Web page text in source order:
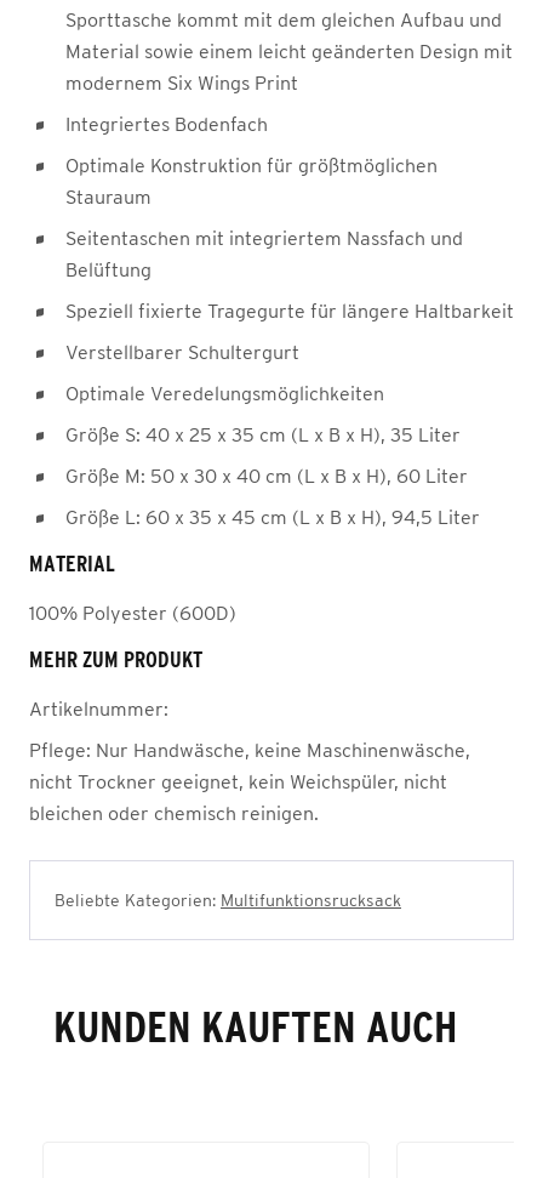
Sporttasche kommt mit dem gleichen Aufbau und
Material sowie einem leicht geänderten Design mit
modernem Six Wings Print
Integriertes Bodenfach
Optimale Konstruktion für größtmöglichen
Stauraum
Seitentaschen mit integriertem Nassfach und
Belüftung
Speziell fixierte Tragegurte für längere Haltbarkeit
Verstellbarer Schultergurt
Optimale Veredelungsmöglichkeiten
Größe S: 40 x 25 x 35 cm (L x B x H), 35 Liter
Größe M: 50 x 30 x 40 cm (L x B x H), 60 Liter
Größe L: 60 x 35 x 45 cm (L x B x H), 94,5 Liter
MATERIAL
100% Polyester (600D)
MEHR ZUM PRODUKT
Artikelnummer:
Pflege: Nur Handwäsche, keine Maschinenwäsche,
nicht Trockner geeignet, kein Weichspüler, nicht
bleichen oder chemisch reinigen.
Beliebte Kategorien: Multifunktionsrucksack
KUNDEN KAUFTEN AUCH